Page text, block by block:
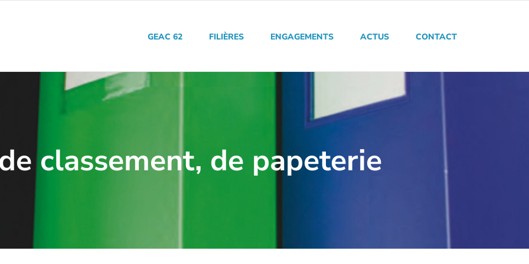
GEAC 62 FILIÈRES ENGAGEMENTS ACTUS CONTACT
classement, de papeterie